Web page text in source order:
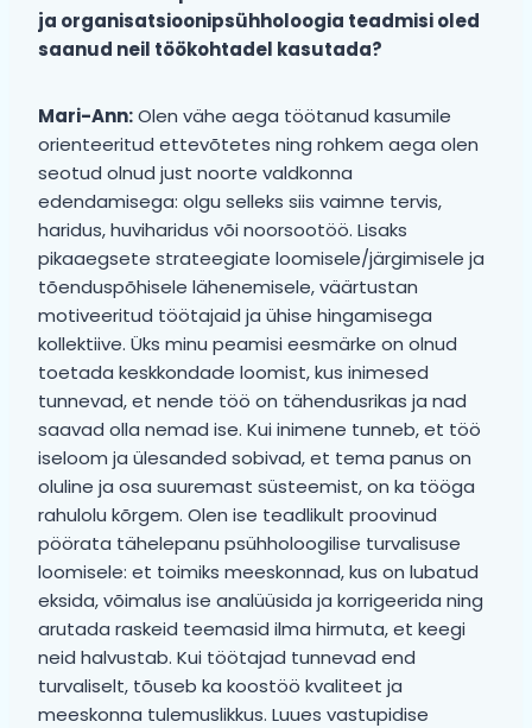
ja organisatsioonipsühholoogia teadmisi oled
saanud neil töökohtadel kasutada?
Mari-Ann:Olen vähe aega töötanud kasumile
orienteeritud ettevõtetes ning rohkem aega olen
seotud olnud just noorte valdkonna
edendamisega: olgu selleks siis vaimne tervis,
haridus, huviharidus või noorsootöö. Lisaks
pikaaegsete strateegiate loomisele/järgimisele ja
tõenduspõhisele lähenemisele, väärtustan
motiveeritud töötajaid ja ühise hingamisega
kollektiive. Üks minu peamisi eesmärke on olnud
toetada keskkondade loomist, kus inimesed
tunnevad, et nende töö on tähendusrikas ja nad
saavad olla nemad ise. Kui inimene tunneb, et töö
iseloom ja ülesanded sobivad, et tema panus on
oluline ja osa suuremast süsteemist, on ka tööga
rahulolu kõrgem. Olen ise teadlikult proovinud
pöörata tähelepanu psühholoogilise turvalisuse
loomisele: et toimiks meeskonnad, kus on lubatud
eksida, võimalus ise analüüsida ja korrigeerida ning
arutada raskeid teemasid ilma hirmuta, et keegi
neid halvustab. Kui töötajad tunnevad end
turvaliselt, tõuseb ka koostöö kvaliteet ja
meeskonna tulemuslikkus. Luues vastupidise